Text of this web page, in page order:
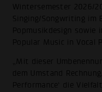
Wintersemester 2026/
Singing/Songwriting im
Popmusikdesign sowie
Popular Music in Vocal
„Mit dieser
dem Umstand
Performance‘ die